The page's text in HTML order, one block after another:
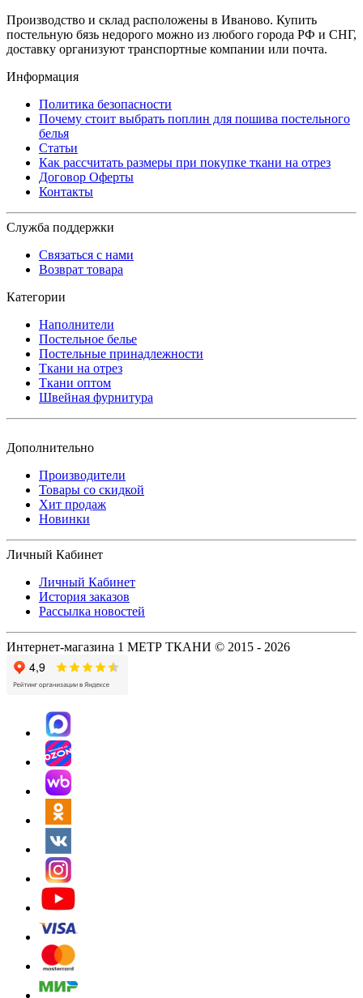
Производство и склад расположены в Иваново. Купить
постельную бязь недорого можно из любого города РФ и СНГ,
доставку организуют транспортные компании или почта.
Информация
Политика безопасности
Почему стоит выбрать поплин для пошива постельного
белья
Статьи
Как рассчитать размеры при покупке ткани на отрез
Договор Оферты
Контакты
Служба поддержки
Связаться с нами
Возврат товара
Категории
Наполнители
Постельное белье
Постельные принадлежности
Ткани на отрез
Ткани оптом
Швейная фурнитура
Дополнительно
Производители
Товары со скидкой
Хит продаж
Новинки
Личный Кабинет
Личный Кабинет
История заказов
Рассылка новостей
Интернет-магазина 1 МЕТР ТКАНИ © 2015 - 2026